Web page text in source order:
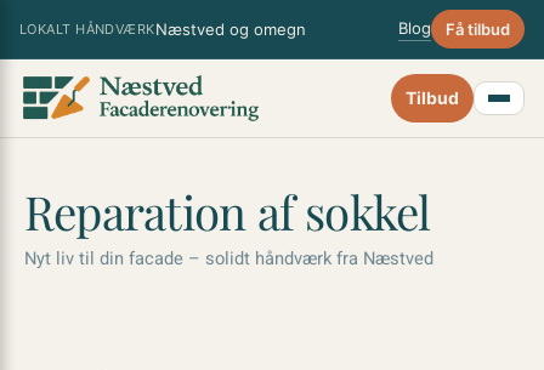
indhold
LOKALT HÅNDVÆRKNæstved og omegn Blog Få tilbud
Tilbud
Reparation af sokkel
Nyt liv til din facade – solidt håndværk fra Næstved